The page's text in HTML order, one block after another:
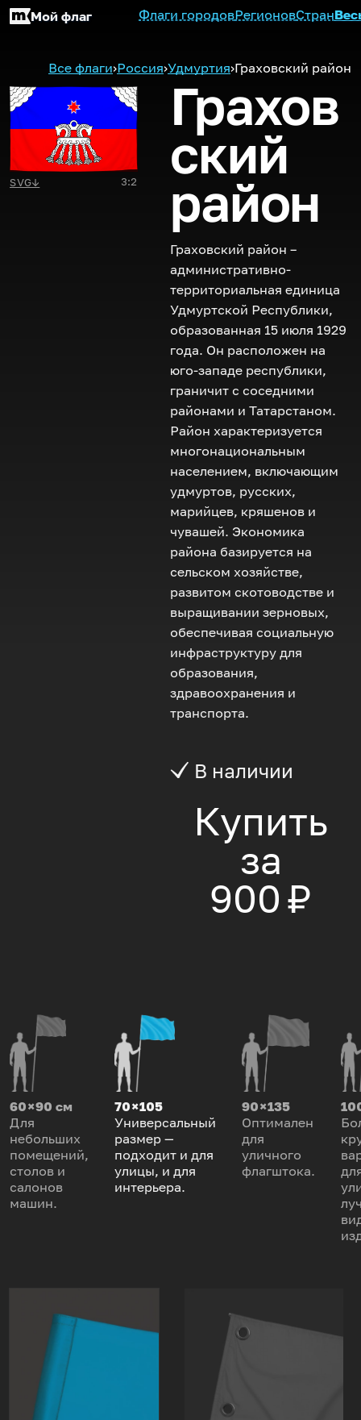
Мой флаг Флаги городовРегионовСтран
Все флаги›Россия›Удмуртия›Граховский район
SVG↓ 3:2
Грахов
ский
район
Граховский район –
административно-
территориальная единица
Удмуртской Республики,
образованная 15 июля 1929
года. Он расположен на
юго-западе республики,
граничит с соседними
районами и Татарстаном.
Район характеризуется
многонациональным
населением, включающим
удмуртов, русских,
марийцев, кряшенов и
чувашей. Экономика
района базируется на
сельском хозяйстве,
развитом скотоводстве и
выращивании зерновых,
обеспечивая социальную
инфраструктуру для
образования,
здравоохранения и
транспорта.
В наличии
Купить
за
900 ₽
60 × 90 см
Для
небольших
помещений,
столов и
салонов
машин.
70 × 105
Универсальный
размер —
подходит и для
улицы, и для
интерьера.
90 × 135
Оптимален
для
уличного
флагштока.